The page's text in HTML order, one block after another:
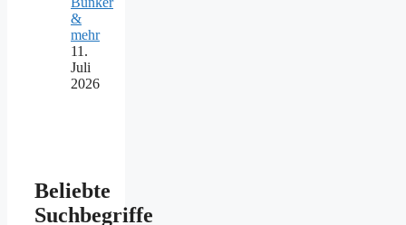
&
mehr
11.
Juli
2026
Beliebte
Suchbegriffe